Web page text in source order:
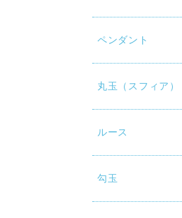
ペンダント
丸玉（スフィア）
ルース
勾玉